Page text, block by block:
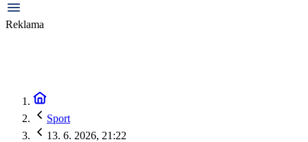
Reklama
Sport
13. 6. 2026, 21:22